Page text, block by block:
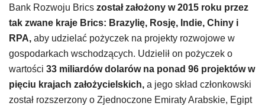
Bank Rozwoju Brics został założony w 2015 roku przez
tak zwane kraje Brics: Brazylię, Rosję, Indie, Chiny i
RPA, aby udzielać pożyczek na projekty rozwojowe w
gospodarkach wschodzących. Udzielił on pożyczek o
wartości 33 miliardów dolarów na ponad 96 projektów w
pięciu krajach założycielskich, a jego skład członkowski
został rozszerzony o Zjednoczone Emiraty Arabskie, Egipt